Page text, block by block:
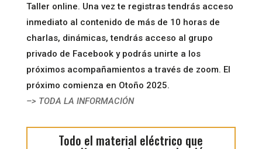
Taller online. Una vez te registras tendrás acceso
inmediato al contenido de más de 10 horas de
charlas, dinámicas, tendrás acceso al grupo
privado de Facebook y podrás unirte a los
próximos acompañamientos a través de zoom. El
próximo comienza en Otoño 2025.
–> TODA LA INFORMACIÓN
Todo el material eléctrico que